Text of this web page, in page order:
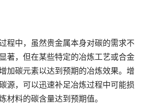
中，虽然贵金属本身对碳的需求不
著，但在某些特定的冶炼工艺或合金
加碳元素以达到预期的冶炼效果。增
源，可以迅速补足冶炼过程中可能损
材料的碳含量达到预期值。